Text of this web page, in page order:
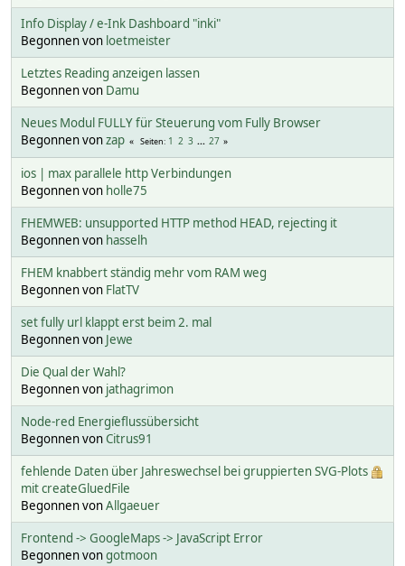
Info Display / e-Ink Dashboard "inki"
Begonnen von loetmeister
Letztes Reading anzeigen lassen
Begonnen von Damu
Neues Modul FULLY für Steuerung vom Fully Browser
Begonnen vonzap Seiten 1 2 3 ... 27
ios | max parallele http Verbindungen
Begonnen von holle75
FHEMWEB: unsupported HTTP method HEAD, rejecting it
Begonnen von hasselh
FHEM knabbert ständig mehr vom RAM weg
Begonnen von FlatTV
set fully url klappt erst beim 2. mal
Begonnen von Jewe
Die Qual der Wahl?
Begonnen von jathagrimon
Node-red Energieflussübersicht
Begonnen vonCitrus91
fehlende Daten über Jahreswechsel bei gruppierten SVG-Plots
mit createGluedFile
Begonnen vonAllgaeuer
Frontend -> GoogleMaps -> JavaScript Error
Begonnen vongotmoon